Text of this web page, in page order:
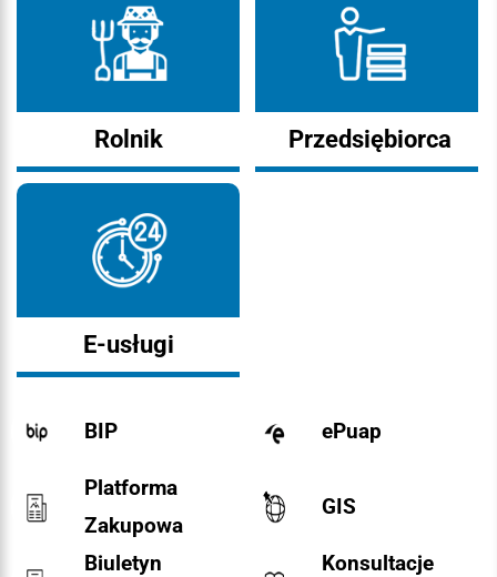
Rolnik Przedsiębiorca
E-usługi
BIP ePuap
Platforma
Zakupowa
GIS
Biuletyn
Konsultacje